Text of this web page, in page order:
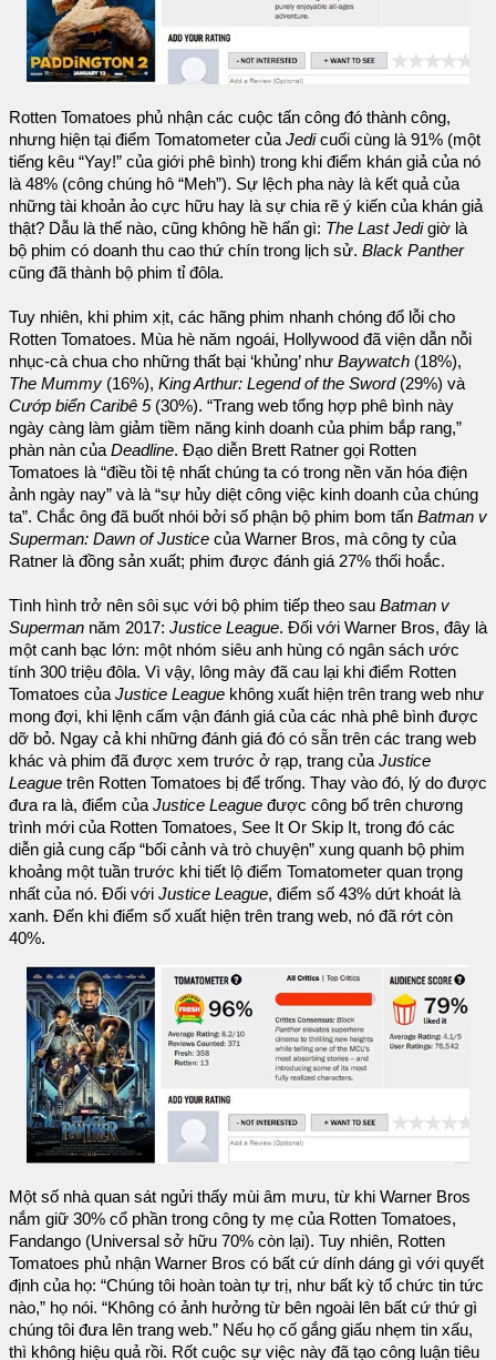
Rotten Tomatoes phủ nhận các cuộc tấn công đó thành công,
nhưng hiện tại điểm Tomatometer của Jedicuối cùng là 91% (một
tiếng kêu “Yay!” của giới phê bình) trong khi điểm khán giả của nó
là 48% (công chúng hô “Meh”). Sự lệch pha này là kết quả của
những tài khoản ảo cực hữu hay là sự chia rẽ ý kiến của khán giả
thật? Dẫu là thế nào, cũng không hề hấn gì: The Last Jedigiờ là
bộ phim có doanh thu cao thứ chín trong lịch sử. Black Panther
cũng đã thành bộ phim tỉ đôla.
Tuy nhiên, khi phim xịt, các hãng phim nhanh chóng đổ lỗi cho
Rotten Tomatoes. Mùa hè năm ngoái, Hollywood đã viện dẫn nỗi
nhục-cà chua cho những thất bại ‘khủng’ như Baywatch (18%),
The Mummy (16%), King Arthur: Legend of the Sword(29%) và
Cướp biển Caribê 5(30%). “Trang web tổng hợp phê bình này
ngày càng làm giảm tiềm năng kinh doanh của phim bắp rang,”
phàn nàn của Deadline. Đạo diễn Brett Ratner gọi Rotten
Tomatoes là “điều tồi tệ nhất chúng ta có trong nền văn hóa điện
ảnh ngày nay” và là “sự hủy diệt công việc kinh doanh của chúng
ta”. Chắc ông đã buốt nhói bởi số phận bộ phim bom tấn Batman v
Superman: Dawn of Justice của Warner Bros, mà công ty của
Ratner là đồng sản xuất; phim được đánh giá 27% thối hoắc.
Tình hình trở nên sôi sục với bộ phim tiếp theo sau Batman v
Superman năm 2017: Justice League. Đối với Warner Bros, đây là
một canh bạc lớn: một nhóm siêu anh hùng có ngân sách ước
tính 300 triệu đôla. Vì vậy, lông mày đã cau lại khi điểm Rotten
Tomatoes của Justice League không xuất hiện trên trang web như
mong đợi, khi lệnh cấm vận đánh giá của các nhà phê bình được
dỡ bỏ. Ngay cả khi những đánh giá đó có sẵn trên các trang web
khác và phim đã được xem trước ở rạp, trang của Justice
League trên Rotten Tomatoes bị để trống. Thay vào đó, lý do được
đưa ra là, điểm của Justice League được công bố trên chương
trình mới của Rotten Tomatoes, See It Or Skip It, trong đó các
diễn giả cung cấp “bối cảnh và trò chuyện” xung quanh bộ phim
khoảng một tuần trước khi tiết lộ điểm Tomatometer quan trọng
nhất của nó. Đối với Justice League, điểm số 43% dứt khoát là
xanh. Đến khi điểm số xuất hiện trên trang web, nó đã rớt còn
40%.
Một số nhà quan sát ngửi thấy mùi âm mưu, từ khi Warner Bros
nắm giữ 30% cổ phần trong công ty mẹ của Rotten Tomatoes,
Fandango (Universal sở hữu 70% còn lại). Tuy nhiên, Rotten
Tomatoes phủ nhận Warner Bros có bất cứ dính dáng gì với quyết
định của họ: “Chúng tôi hoàn toàn tự trị, như bất kỳ tổ chức tin tức
nào,” họ nói. “Không có ảnh hưởng từ bên ngoài lên bất cứ thứ gì
chúng tôi đưa lên trang web.” Nếu họ cố gắng giấu nhẹm tin xấu,
thì không hiệu quả rồi. Rốt cuộc sự việc này đã tạo công luận tiêu